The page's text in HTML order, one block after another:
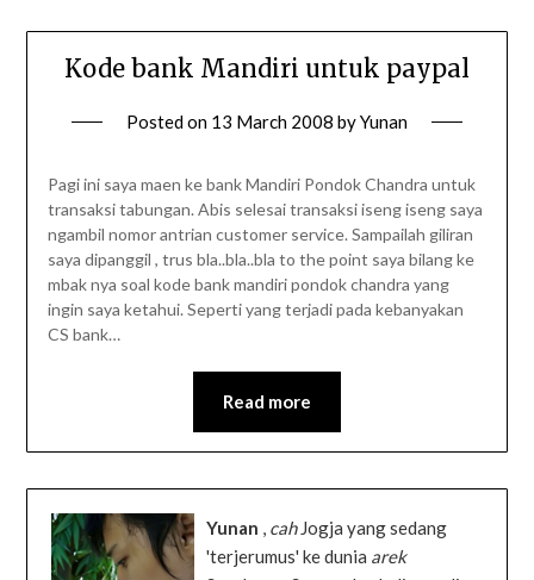
Kode bank Mandiri untuk paypal
Posted on 13 March 2008 byYunan
Pagi ini saya maen ke bank Mandiri Pondok Chandra untuk
transaksi tabungan. Abis selesai transaksi iseng iseng saya
ngambil nomor antrian customer service. Sampailah giliran
saya dipanggil , trus bla..bla..bla to the point saya bilang ke
mbak nya soal kode bank mandiri pondok chandra yang
ingin saya ketahui. Seperti yang terjadi pada kebanyakan
CS bank…
Read more
Yunan , cahJogja yang sedang
'terjerumus' ke dunia arek